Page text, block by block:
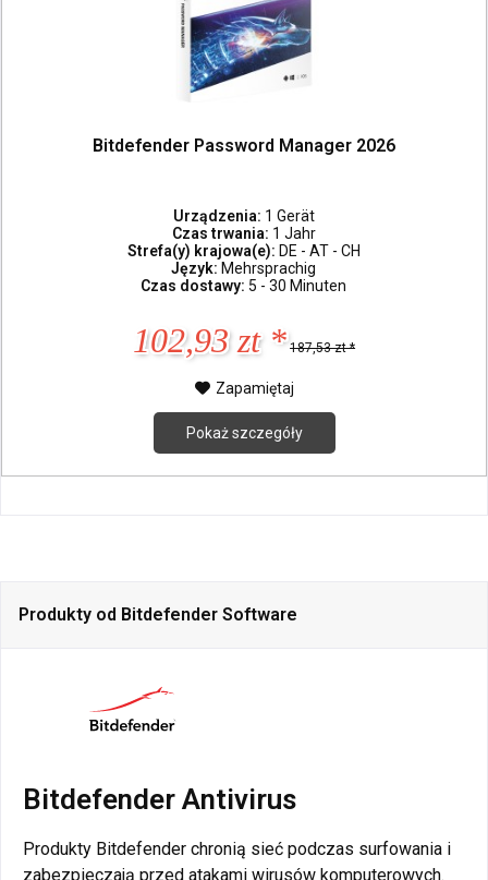
Bitdefender Password Manager 2026
Urządzenia: 1 Gerät
Czas trwania: 1 Jahr
Strefa(y) krajowa(e): DE - AT - CH
Język: Mehrsprachig
Czas dostawy: 5 - 30 Minuten
102,93 zt * 187,53 zt *
Zapamiętaj
Pokaż szczegóły
Produkty od Bitdefender Software
Bitdefender Antivirus
Produkty Bitdefender chronią sieć podczas surfowania i
zabezpieczają przed atakami wirusów komputerowych.